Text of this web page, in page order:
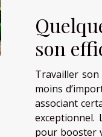
son
Travailler
moins
associant
exceptionnel.
pour booster